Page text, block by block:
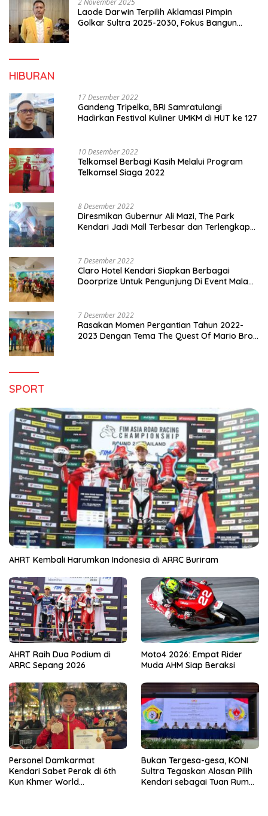
Laode Darwin Terpilih Aklamasi Pimpin
Golkar Sultra 2025-2030, Fokus Bangun
HIBURAN
17 Desember 2022
Gandeng Tripelka, BRI Samratulangi
Hadirkan Festival Kuliner UMKM di HUT ke 127
10 Desember 2022
Telkomsel Berbagi Kasih Melalui Program
Telkomsel Siaga 2022
8 Desember 2022
Diresmikan Gubernur Ali Mazi, The Park
Kendari Jadi Mall Terbesar dan Terlengkap
7 Desember 2022
Claro Hotel Kendari Siapkan Berbagai
Doorprize Untuk Pengunjung Di Event Malam
7 Desember 2022
Rasakan Momen Pergantian Tahun 2022-
2023 Dengan Tema The Quest Of Mario Bros
SPORT
AHRT Kembali Harumkan Indonesia di ARRC Buriram
AHRT Raih Dua Podium di
ARRC Sepang 2026
Moto4 2026: Empat Rider
Muda AHM Siap Beraksi
Personel Damkarmat
Kendari Sabet Perak di 6th
Kun Khmer World
Bukan Tergesa-gesa, KONI
Sultra Tegaskan Alasan Pilih
Kendari sebagai Tuan Rumah